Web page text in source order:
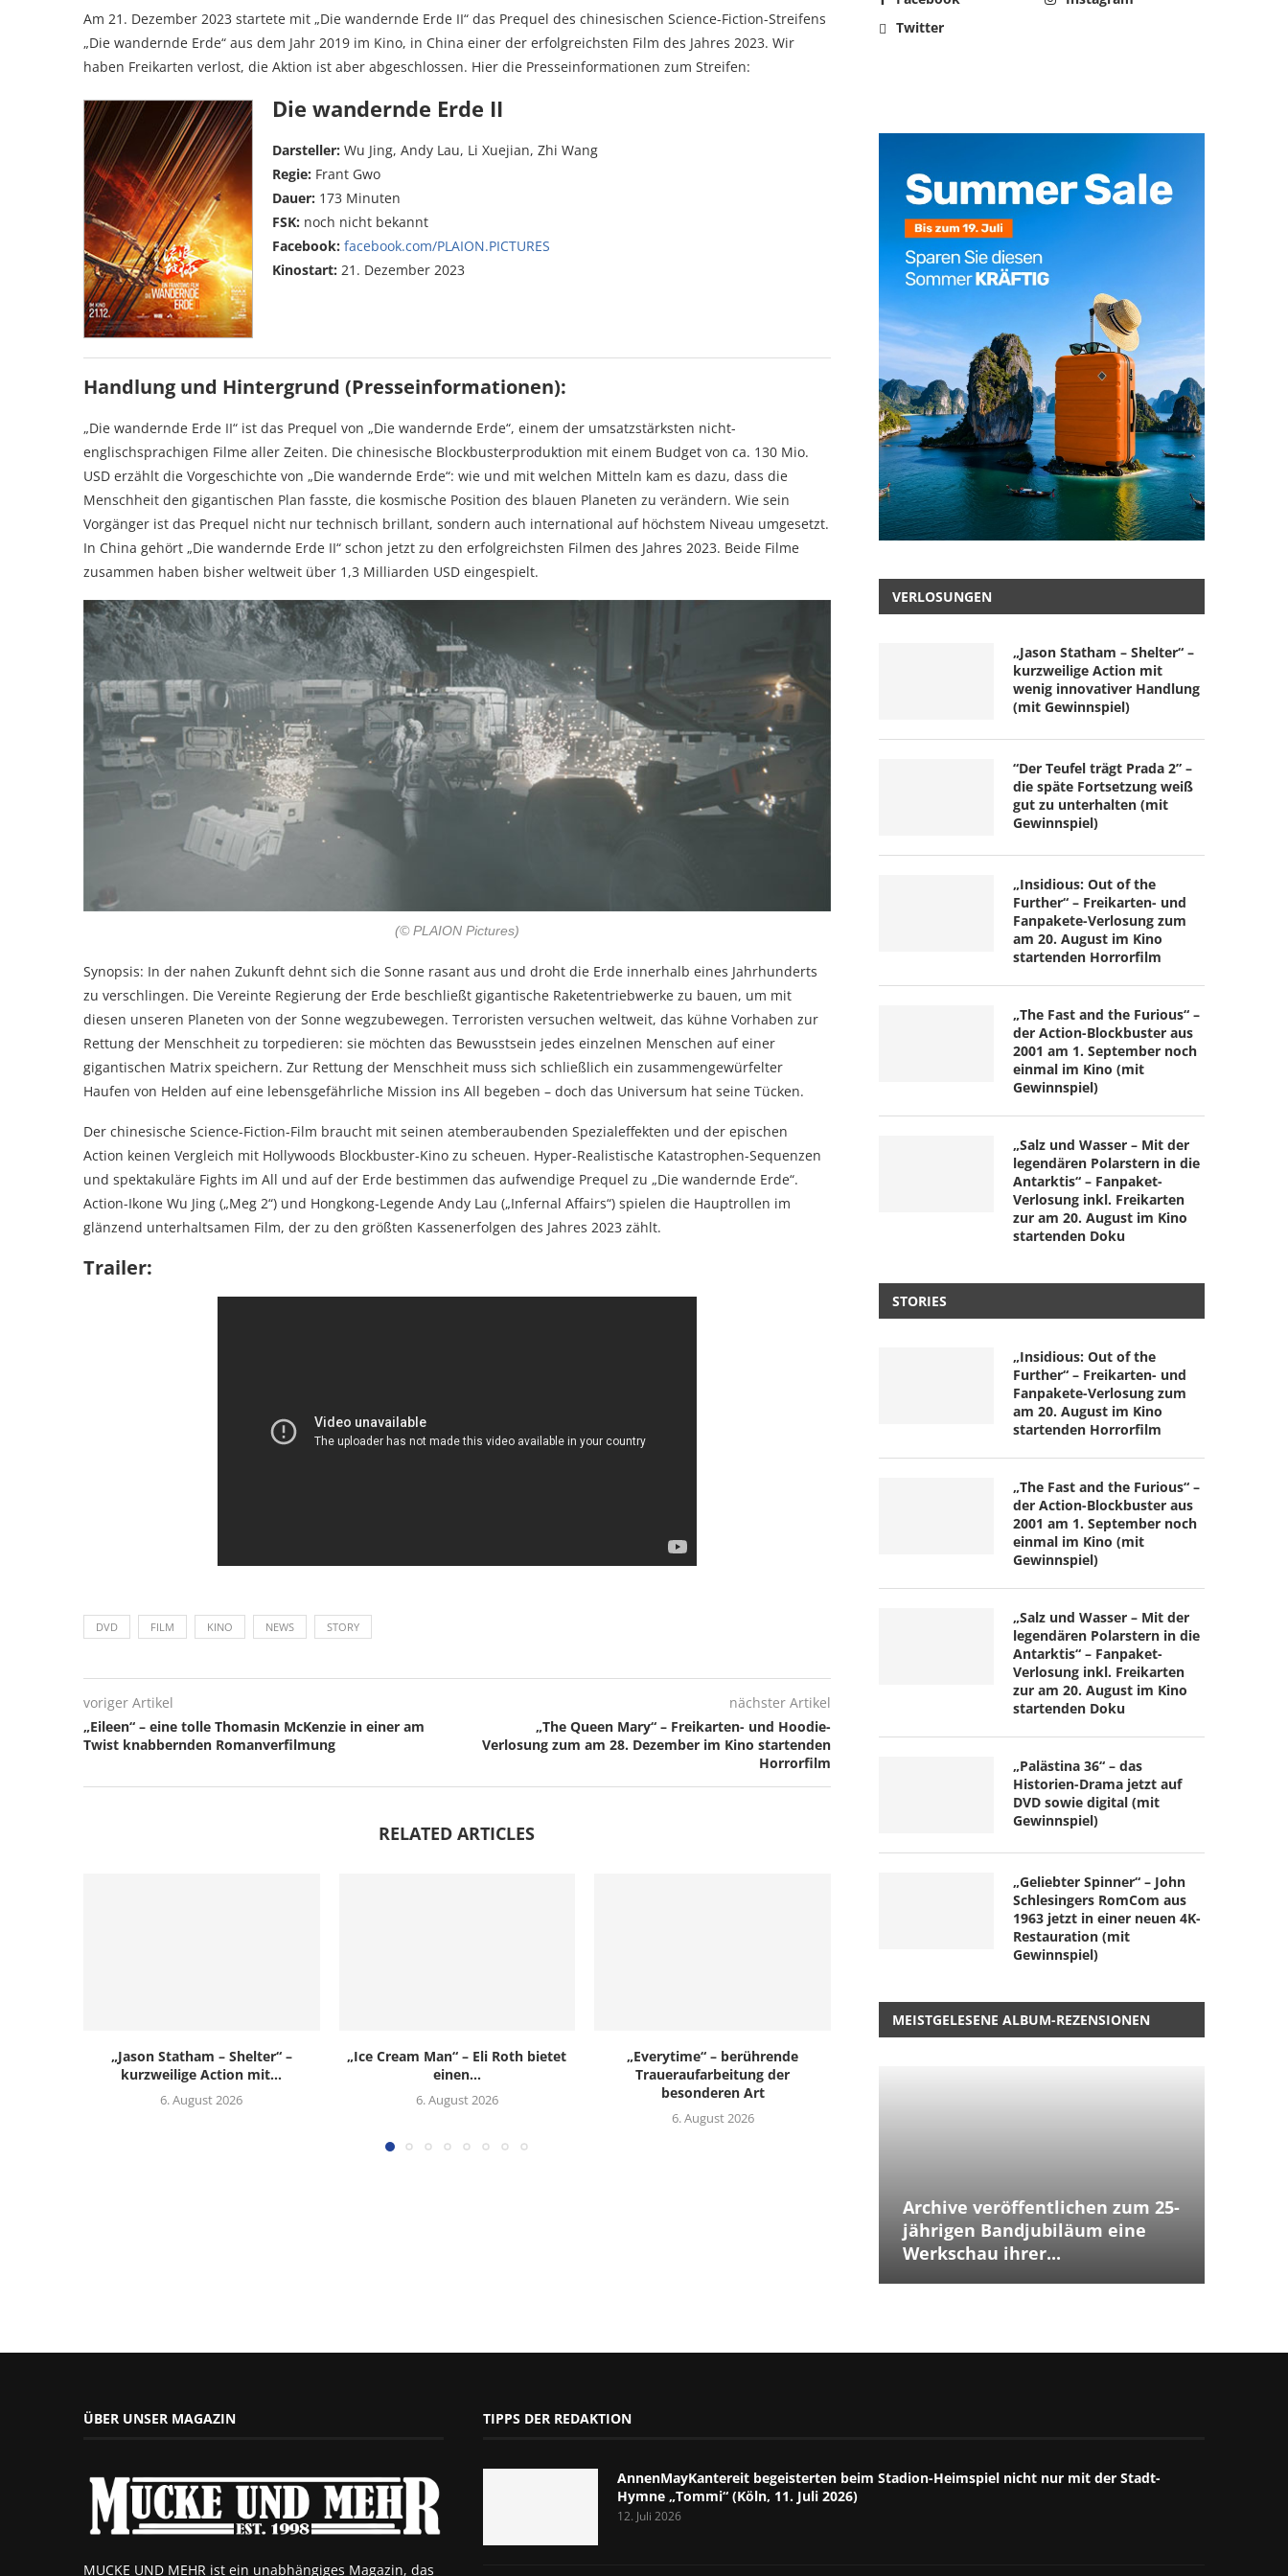
Am 21. Dezember 2023 startete mit „Die wandernde Erde II“ das Prequel des chinesischen Science-Fiction-Streifens
„Die wandernde Erde“ aus dem Jahr 2019 im Kino, in China einer der erfolgreichsten Film des Jahres 2023. Wir
haben Freikarten verlost, die Aktion ist aber abgeschlossen. Hier die Presseinformationen zum Streifen:
Die wandernde Erde II
Darsteller: Wu Jing, Andy Lau, Li Xuejian, Zhi Wang
Regie: Frant Gwo
Dauer: 173 Minuten
FSK: noch nicht bekannt
Facebook: facebook.com/PLAION.PICTURES
Kinostart: 21. Dezember 2023
Handlung und Hintergrund (Presseinformationen):
„Die wandernde Erde II“ ist das Prequel von „Die wandernde Erde“, einem der umsatzstärksten nicht-
englischsprachigen Filme aller Zeiten. Die chinesische Blockbusterproduktion mit einem Budget von ca. 130 Mio.
USD erzählt die Vorgeschichte von „Die wandernde Erde“: wie und mit welchen Mitteln kam es dazu, dass die
Menschheit den gigantischen Plan fasste, die kosmische Position des blauen Planeten zu verändern. Wie sein
Vorgänger ist das Prequel nicht nur technisch brillant, sondern auch international auf höchstem Niveau umgesetzt.
In China gehört „Die wandernde Erde II“ schon jetzt zu den erfolgreichsten Filmen des Jahres 2023. Beide Filme
zusammen haben bisher weltweit über 1,3 Milliarden USD eingespielt.
(© PLAION Pictures)
Synopsis: In der nahen Zukunft dehnt sich die Sonne rasant aus und droht die Erde innerhalb eines Jahrhunderts
zu verschlingen. Die Vereinte Regierung der Erde beschließt gigantische Raketentriebwerke zu bauen, um mit
diesen unseren Planeten von der Sonne wegzubewegen. Terroristen versuchen weltweit, das kühne Vorhaben zur
Rettung der Menschheit zu torpedieren: sie möchten das Bewusstsein jedes einzelnen Menschen auf einer
gigantischen Matrix speichern. Zur Rettung der Menschheit muss sich schließlich ein zusammengewürfelter
Haufen von Helden auf eine lebensgefährliche Mission ins All begeben – doch das Universum hat seine Tücken.
Der chinesische Science-Fiction-Film braucht mit seinen atemberaubenden Spezialeffekten und der epischen
Action keinen Vergleich mit Hollywoods Blockbuster-Kino zu scheuen. Hyper-Realistische Katastrophen-Sequenzen
und spektakuläre Fights im All und auf der Erde bestimmen das aufwendige Prequel zu „Die wandernde Erde“.
Action-Ikone Wu Jing („Meg 2“) und Hongkong-Legende Andy Lau („Infernal Affairs“) spielen die Hauptrollen im
glänzend unterhaltsamen Film, der zu den größten Kassenerfolgen des Jahres 2023 zählt.
Trailer:
DVD FILM KINO NEWS STORY
voriger Artikel
„Eileen“ – eine tolle Thomasin McKenzie in einer am
Twist knabbernden Romanverfilmung
nächster Artikel
„The Queen Mary“ – Freikarten- und Hoodie-
Verlosung zum am 28. Dezember im Kino startenden
Horrorfilm
RELATED ARTICLES
„Jason Statham – Shelter“ –
kurzweilige Action mit...
6. August 2026
„Ice Cream Man“ – Eli Roth bietet
einen...
6. August 2026
„Everytime“ – berührende
Traueraufarbeitung der
besonderen Art
6. August 2026
Twitter
VERLOSUNGEN
„Jason Statham – Shelter“ –
kurzweilige Action mit
wenig innovativer Handlung
(mit Gewinnspiel)
“Der Teufel trägt Prada 2” –
die späte Fortsetzung weiß
gut zu unterhalten (mit
Gewinnspiel)
„Insidious: Out of the
Further“ – Freikarten- und
Fanpakete-Verlosung zum
am 20. August im Kino
startenden Horrorfilm
„The Fast and the Furious“ –
der Action-Blockbuster aus
2001 am 1. September noch
einmal im Kino (mit
Gewinnspiel)
„Salz und Wasser – Mit der
legendären Polarstern in die
Antarktis“ – Fanpaket-
Verlosung inkl. Freikarten
zur am 20. August im Kino
startenden Doku
STORIES
„Insidious: Out of the
Further“ – Freikarten- und
Fanpakete-Verlosung zum
am 20. August im Kino
startenden Horrorfilm
„The Fast and the Furious“ –
der Action-Blockbuster aus
2001 am 1. September noch
einmal im Kino (mit
Gewinnspiel)
„Salz und Wasser – Mit der
legendären Polarstern in die
Antarktis“ – Fanpaket-
Verlosung inkl. Freikarten
zur am 20. August im Kino
startenden Doku
„Palästina 36“ – das
Historien-Drama jetzt auf
DVD sowie digital (mit
Gewinnspiel)
„Geliebter Spinner“ – John
Schlesingers RomCom aus
1963 jetzt in einer neuen 4K-
Restauration (mit
Gewinnspiel)
MEISTGELESENE ALBUM-REZENSIONEN
Archive veröffentlichen zum 25-
jährigen Bandjubiläum eine
Werkschau ihrer...
ÜBER UNSER MAGAZIN
MUCKE UND MEHR ist ein unabhängiges Magazin, das
TIPPS DER REDAKTION
AnnenMayKantereit begeisterten beim Stadion-Heimspiel nicht nur mit der Stadt-
Hymne „Tommi“ (Köln, 11. Juli 2026)
12. Juli 2026